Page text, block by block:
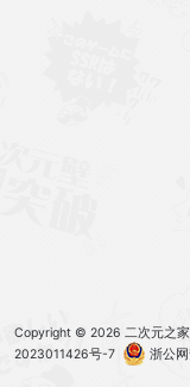
Copyright © 2026 二次元之家
2023011426号-7
浙公